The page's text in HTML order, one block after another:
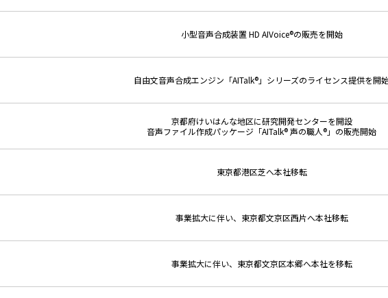
小型音声合成装置 HD AIVoice®の販売を開始
自由文音声合成エンジン「AITalk®」シリーズのライセンス提供を開
京都府けいはんな地区に研究開発センターを開設
音声ファイル作成パッケージ「AITalk® 声の職人®」の販売開始
東京都港区芝へ本社移転
事業拡大に伴い、東京都文京区西片へ本社移転
事業拡大に伴い、東京都文京区本郷へ本社を移転